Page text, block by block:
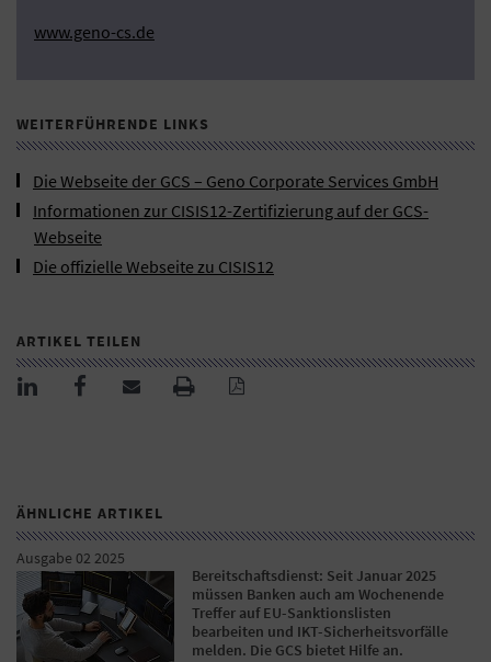
www.geno-cs.de
WEITERFÜHRENDE LINKS
Die Webseite der GCS – Geno Corporate Services GmbH
Informationen zur CISIS12-Zertifizierung auf der GCS-
Webseite
Die offizielle Webseite zu CISIS12
ARTIKEL TEILEN
ÄHNLICHE ARTIKEL
Ausgabe 02 2025
Bereitschaftsdienst: Seit Januar 2025
müssen Banken auch am Wochenende
Treffer auf EU-Sanktionslisten
bearbeiten und IKT-Sicherheitsvorfälle
melden. Die GCS bietet Hilfe an.